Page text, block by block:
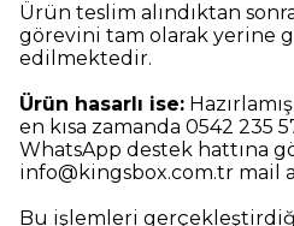
Ürün teslim alındıktan
görevini tam olarak yerine
edilmektedir.
Ürün hasarlı ise:
en kısa zamanda 0542 235
WhatsApp destek hattına
info@kingsbox.com.tr mail
Bu işlemleri